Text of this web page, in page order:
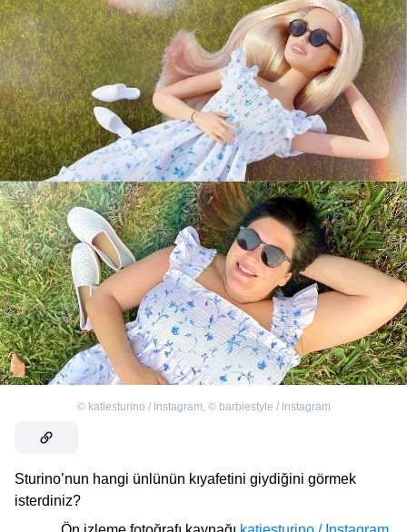
© katiesturino / Instagram © barbiestyle / Instagram
Sturino’nun hangi ünlünün kıyafetini giydiğini görmek
isterdiniz?